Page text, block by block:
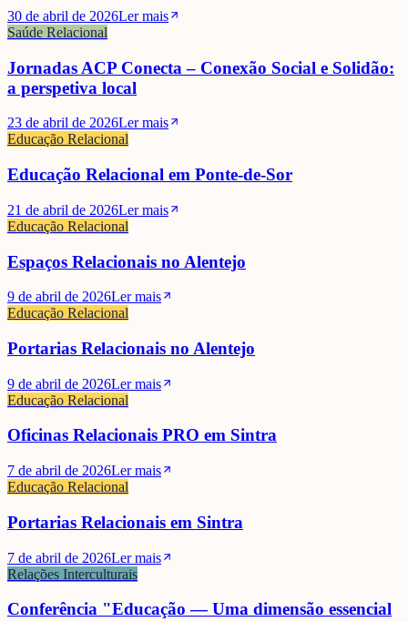
30 de abril de 2026Ler mais
Saúde Relacional
Jornadas ACP Conecta – Conexão Social e Solidão:
a perspetiva local
23 de abril de 2026Ler mais
Educação Relacional
Educação Relacional em Ponte-de-Sor
21 de abril de 2026Ler mais
Educação Relacional
Espaços Relacionais no Alentejo
9 de abril de 2026Ler mais
Educação Relacional
Portarias Relacionais no Alentejo
9 de abril de 2026Ler mais
Educação Relacional
Oficinas Relacionais PRO em Sintra
7 de abril de 2026Ler mais
Educação Relacional
Portarias Relacionais em Sintra
7 de abril de 2026Ler mais
Relações Interculturais
Conferência "Educação — Uma dimensão essencial